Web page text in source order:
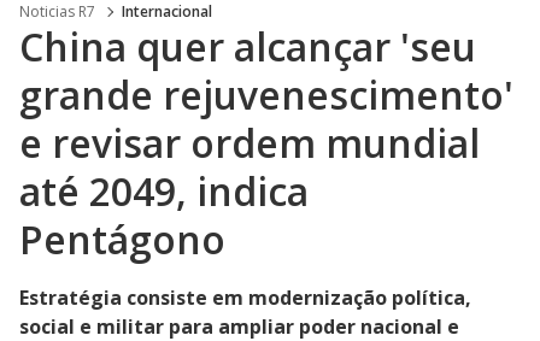
Noticias R7 Internacional
China quer alcançar 'seu
grande rejuvenescimento'
e revisar ordem mundial
até 2049, indica
Pentágono
Estratégia consiste em modernização política,
social e militar para ampliar poder nacional e